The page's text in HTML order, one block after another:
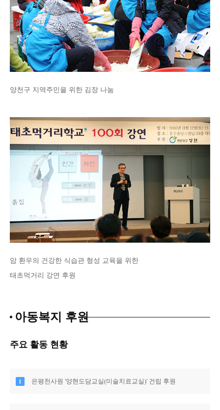
양천구 지역주민을 위한 김장 나눔
암 환우의 건강한 식습관 형성 교육을 위한
태초먹거리 강연 후원
아동복지 후원
주요 활동 현황
은평천사원 '양현도담교실(미술치료교실)' 건립 후원